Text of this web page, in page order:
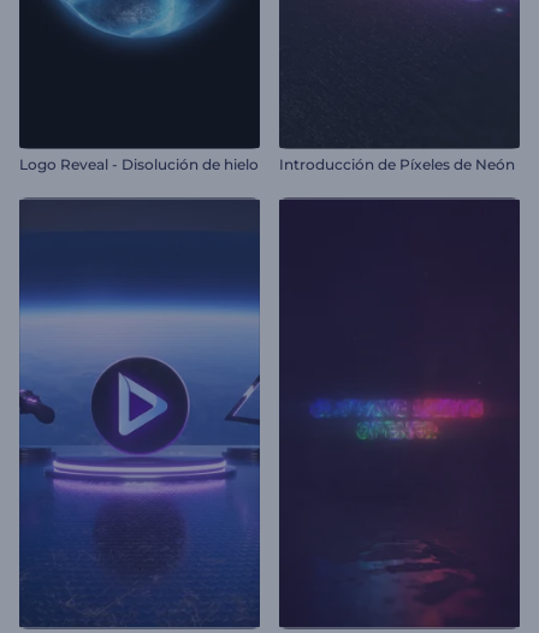
Logo Reveal - Disolución de hielo Introducción de Píxeles de Neón